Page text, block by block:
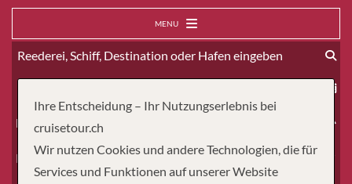
MENU
Erwachsene
Kinder
Ihre Entscheidung – Ihr Nutzungserlebnis bei
cruisetour.ch
Wir nutzen Cookies und andere Technologien, die für
Services und Funktionen auf unserer Website